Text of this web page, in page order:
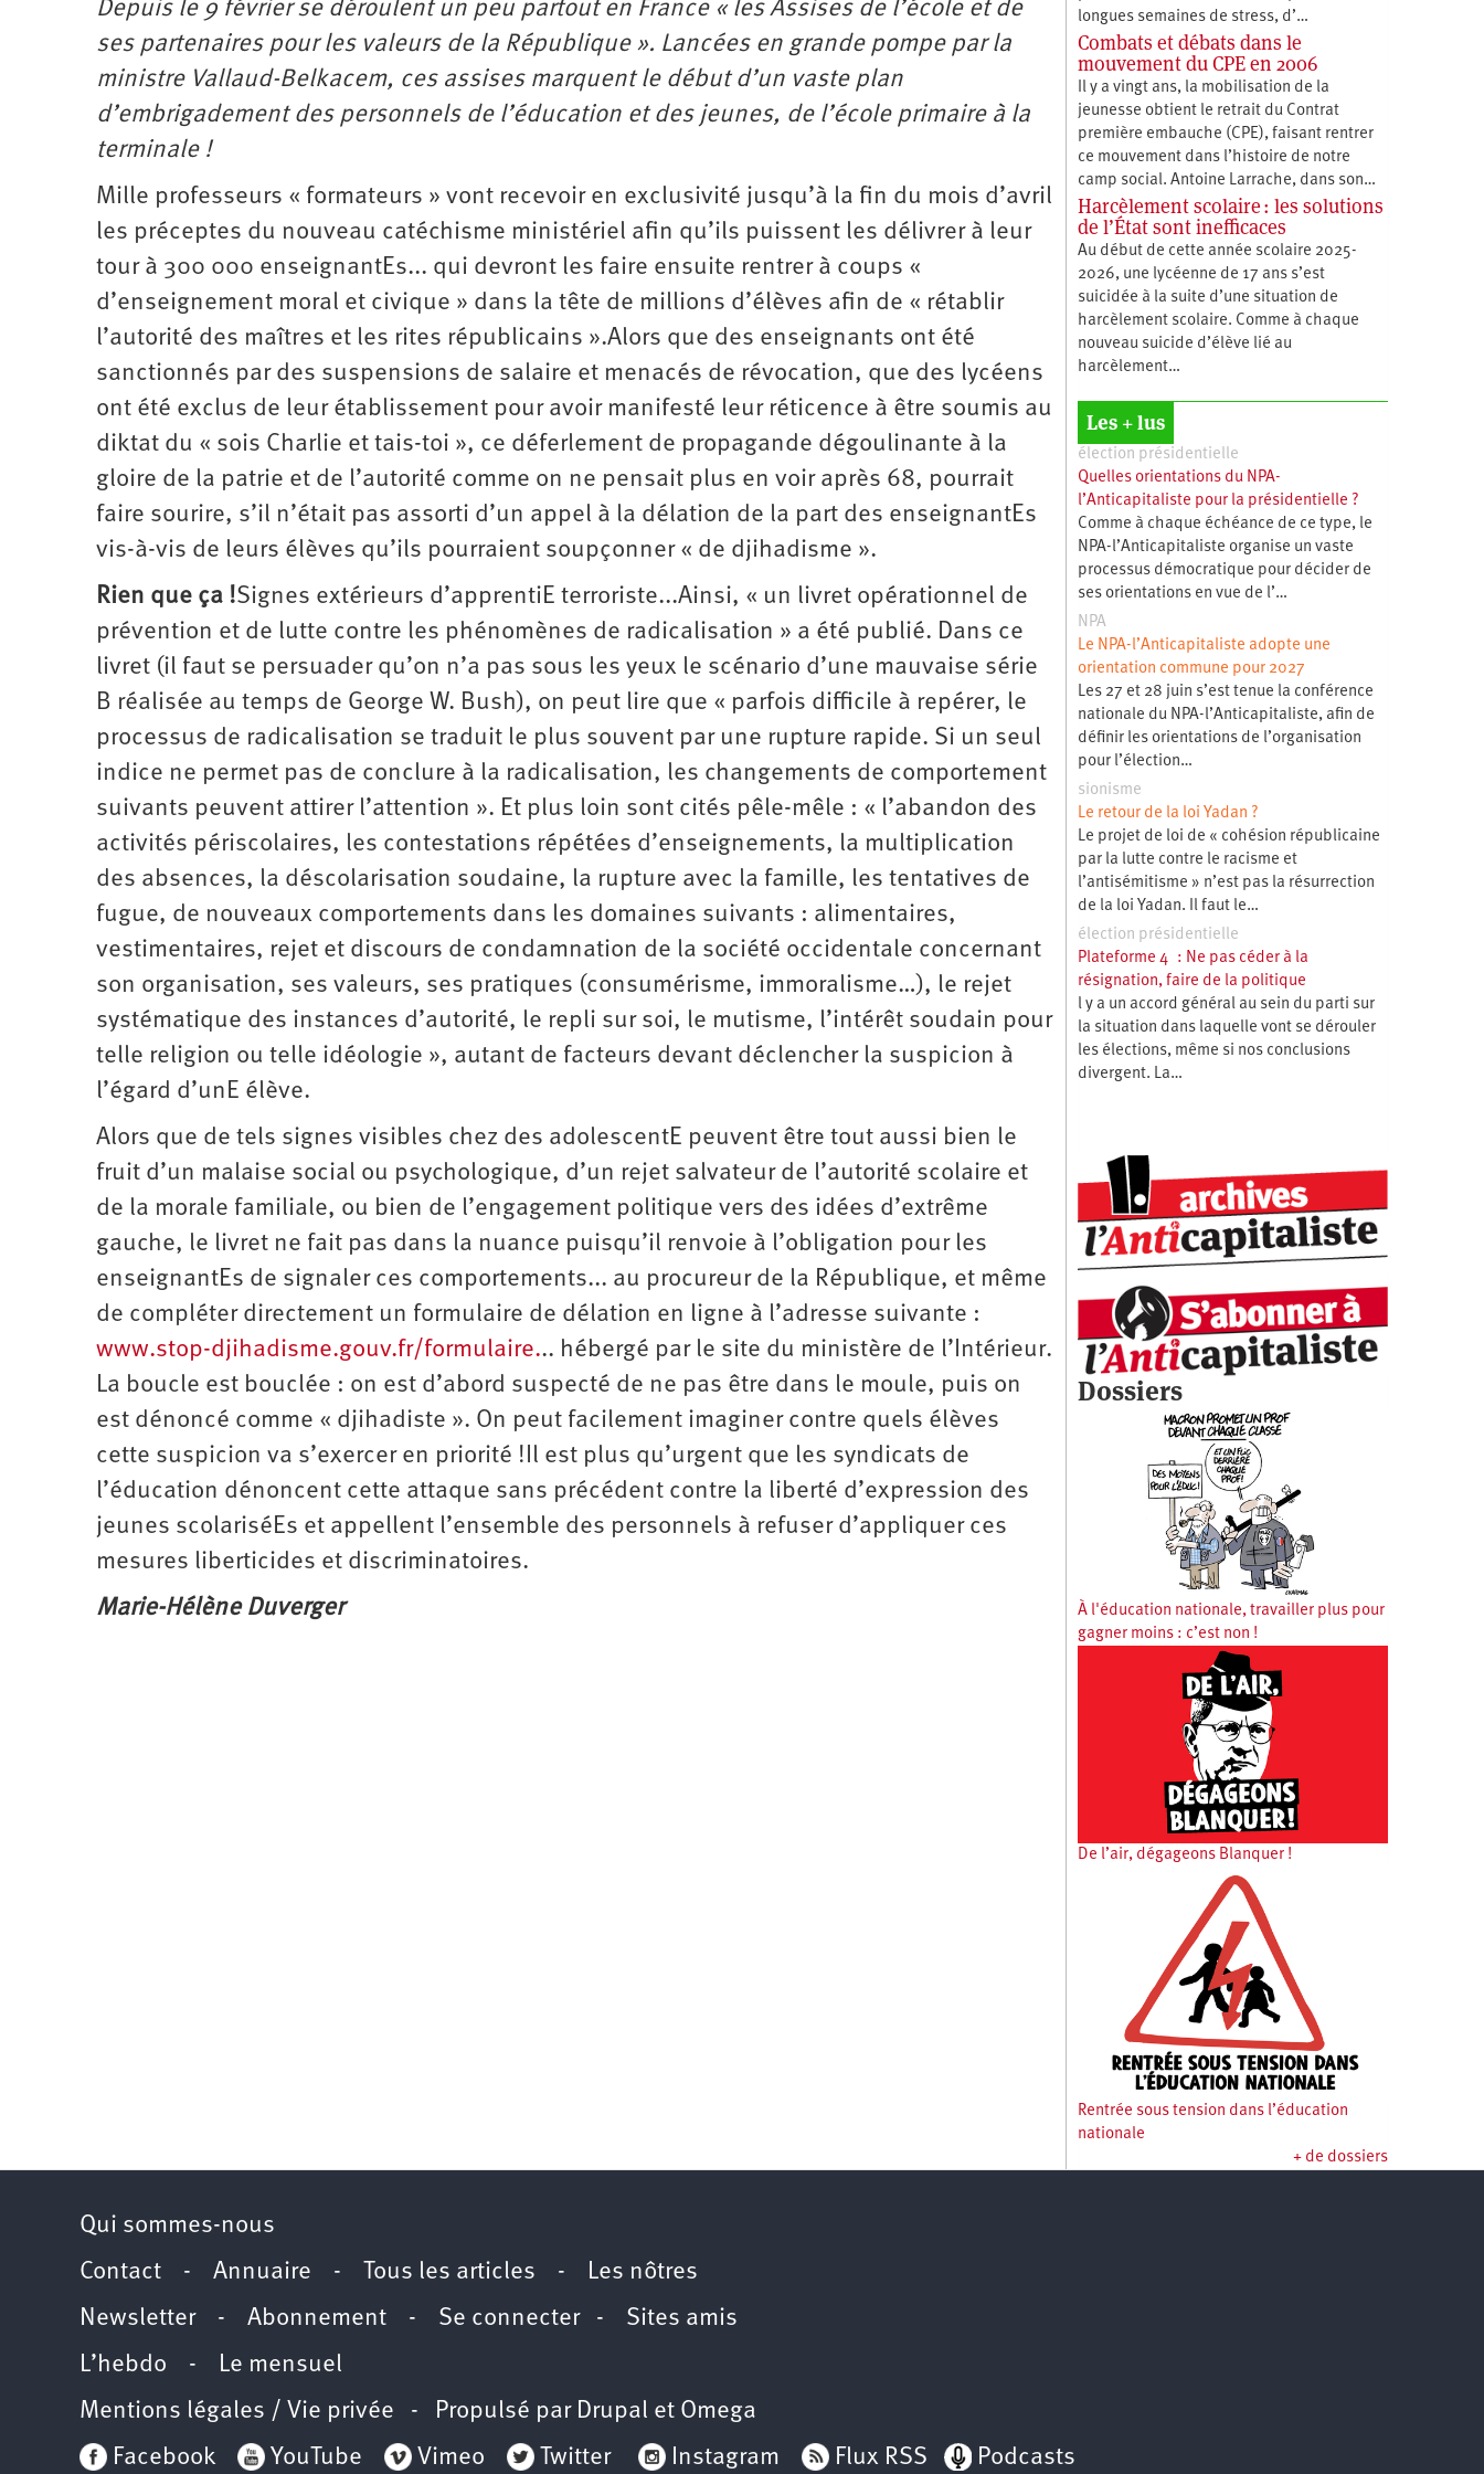
Depuis le 9 février se déroulent un peu partout en France « les Assises de l’école et de
ses partenaires pour les valeurs de la République ». Lancées en grande pompe par la
ministre Vallaud-Belkacem, ces assises marquent le début d’un vaste plan
d’embrigadement des personnels de l’éducation et des jeunes, de l’école primaire à la
terminale !
Mille professeurs « formateurs » vont recevoir en exclusivité jusqu’à la fin du mois d’avril
les préceptes du nouveau catéchisme ministériel afin qu’ils puissent les délivrer à leur
tour à 300 000 enseignantEs... qui devront les faire ensuite rentrer à coups «
d’enseignement moral et civique » dans la tête de millions d’élèves afin de « rétablir
l’autorité des maîtres et les rites républicains ».Alors que des enseignants ont été
sanctionnés par des suspensions de salaire et menacés de révocation, que des lycéens
ont été exclus de leur établissement pour avoir manifesté leur réticence à être soumis au
diktat du « sois Charlie et tais-toi », ce déferlement de propagande dégoulinante à la
gloire de la patrie et de l’autorité comme on ne pensait plus en voir après 68, pourrait
faire sourire, s’il n’était pas assorti d’un appel à la délation de la part des enseignantEs
vis-à-vis de leurs élèves qu’ils pourraient soupçonner « de djihadisme ».
Rien que ça !Signes extérieurs d’apprentiE terroriste...Ainsi, « un livret opérationnel de
prévention et de lutte contre les phénomènes de radicalisation » a été publié. Dans ce
livret (il faut se persuader qu’on n’a pas sous les yeux le scénario d’une mauvaise série
B réalisée au temps de George W. Bush), on peut lire que « parfois difficile à repérer, le
processus de radicalisation se traduit le plus souvent par une rupture rapide. Si un seul
indice ne permet pas de conclure à la radicalisation, les changements de comportement
suivants peuvent attirer l’attention ». Et plus loin sont cités pêle-mêle : « l’abandon des
activités périscolaires, les contestations répétées d’enseignements, la multiplication
des absences, la déscolarisation soudaine, la rupture avec la famille, les tentatives de
fugue, de nouveaux comportements dans les domaines suivants : alimentaires,
vestimentaires, rejet et discours de condamnation de la société occidentale concernant
son organisation, ses valeurs, ses pratiques (consumérisme, immoralisme…), le rejet
systématique des instances d’autorité, le repli sur soi, le mutisme, l’intérêt soudain pour
telle religion ou telle idéologie », autant de facteurs devant déclencher la suspicion à
l’égard d’unE élève.
Alors que de tels signes visibles chez des adolescentE peuvent être tout aussi bien le
fruit d’un malaise social ou psychologique, d’un rejet salvateur de l’autorité scolaire et
de la morale familiale, ou bien de l’engagement politique vers des idées d’extrême
gauche, le livret ne fait pas dans la nuance puisqu’il renvoie à l’obligation pour les
enseignantEs de signaler ces comportements... au procureur de la République, et même
de compléter directement un formulaire de délation en ligne à l’adresse suivante :
www.stop-djihadisme.gouv.fr/formulaire... hébergé par le site du ministère de l’Intérieur.
La boucle est bouclée : on est d’abord suspecté de ne pas être dans le moule, puis on
est dénoncé comme « djihadiste ». On peut facilement imaginer contre quels élèves
cette suspicion va s’exercer en priorité !Il est plus qu’urgent que les syndicats de
l’éducation dénoncent cette attaque sans précédent contre la liberté d’expression des
jeunes scolariséEs et appellent l’ensemble des personnels à refuser d’appliquer ces
mesures liberticides et discriminatoires.
Marie-Hélène Duverger
longues semaines de stress, d’…
Combats et débats dans le
mouvement du CPE en 2006
Il y a vingt ans, la mobilisation de la
jeunesse obtient le retrait du Contrat
première embauche (CPE), faisant rentrer
ce mouvement dans l’histoire de notre
camp social. Antoine Larrache, dans son…
Harcèlement scolaire : les solutions
de l’État sont inefficaces
Au début de cette année scolaire 2025-
2026, une lycéenne de 17 ans s’est
suicidée à la suite d’une situation de
harcèlement scolaire. Comme à chaque
nouveau suicide d’élève lié au
harcèlement…
Les + lus
élection présidentielle
Quelles orientations du NPA-
l’Anticapitaliste pour la présidentielle ?
Comme à chaque échéance de ce type, le
NPA-l’Anticapitaliste organise un vaste
processus démocratique pour décider de
ses orientations en vue de l’…
NPA
Le NPA-l’Anticapitaliste adopte une
orientation commune pour 2027
Les 27 et 28 juin s’est tenue la conférence
nationale du NPA-l’Anticapitaliste, afin de
définir les orientations de l’organisation
pour l’élection…
sionisme
Le retour de la loi Yadan ?
Le projet de loi de « cohésion républicaine
par la lutte contre le racisme et
l’antisémitisme » n’est pas la résurrection
de la loi Yadan. Il faut le…
élection présidentielle
Plateforme 4 : Ne pas céder à la
résignation, faire de la politique
l y a un accord général au sein du parti sur
la situation dans laquelle vont se dérouler
les élections, même si nos conclusions
divergent. La…
Dossiers
À l'éducation nationale, travailler plus pour
gagner moins : c’est non !
De l’air, dégageons Blanquer !
Rentrée sous tension dans l’éducation
nationale
+ de dossiers
Qui sommes-nous
Contact - Annuaire - Tous les articles - Les nôtres
Newsletter- Abonnement - Se connecter- Sites amis
L’hebdo - Le mensuel
Mentions légales / Vie privée - Propulsé par Drupal et Omega
Facebook
YouTube Vimeo Twitter Instagram Flux RSS Podcasts